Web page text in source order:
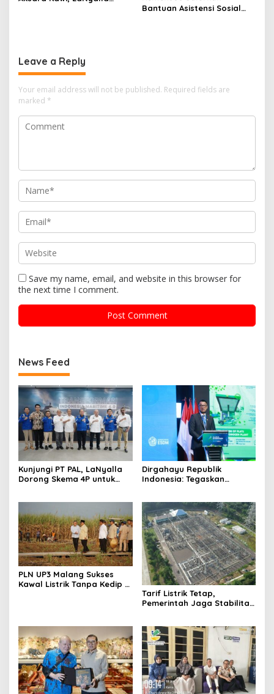
Bantuan Asistensi Sosial
Leave a Reply
Your email address will not be published. Required fields are
marked *
Save my name, email, and website in this browser for
the next time I comment.
News Feed
Kunjungi PT PAL, LaNyalla
Dorong Skema 4P untuk
Dirgahayu Republik
Indonesia: Tegaskan
Nasional
PLN UP3 Malang Sukses
Kawal Listrik Tanpa Kedip di
Tarif Listrik Tetap,
Pemerintah Jaga Stabilitas